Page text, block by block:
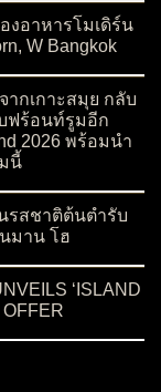
งอาหารโมเดิร์น
W Bangkok
ากเกาะสมุย กลับ
ฟร้อนท์รูมอีก
2026 พร้อมนำ
นี้
รสชาติต้นตำรับ
มาน โฮ
‘ISLAND
OFFER